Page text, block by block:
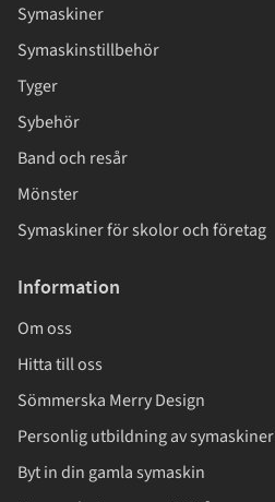
Symaskiner
Symaskinstillbehör
Tyger
Sybehör
Band och resår
Mönster
Symaskiner för skolor och företag
Information
Om oss
Hitta till oss
Sömmerska Merry Design
Personlig utbildning av symaskiner
Byt in din gamla symaskin